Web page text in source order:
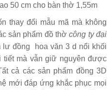
50 cm cho bàn thờ 1,55m
thay đổi mẫu mã mà không
sản phẩm đồ thờcông ty đại
lư đồng hoa văn 3 d nổi khối
tiết mà vẫn giữ nguyên được
cả các sản phẩm đồng 3D
mới đáp ứng khắc phục mọi